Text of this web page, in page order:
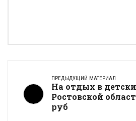
ПРЕДЫДУЩИЙ МАТЕРИАЛ
На отдых в
Ростовской
руб